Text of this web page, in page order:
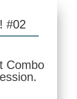
#02
Combo